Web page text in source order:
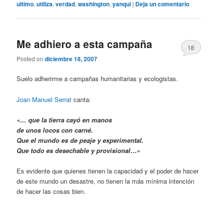
ultimo,utiliza,verdad,washington,yanqui | Deja un comentario
Me adhiero a esta campaña
Posted ondiciembre 18, 2007
18
Suelo adherirme a campañas humanitarias y ecologistas.
Joan Manuel Serrat canta:
«… que la tierra cayó en manos
de unos locos con carné.
Que el mundo es de peaje y experimental.
Que todo es desechable y provisional…»
Es evidente que quienes tienen la capacidad y el poder de hacer
de este mundo un desastre, no tienen la más mínima intención
de hacer las cosas bien.